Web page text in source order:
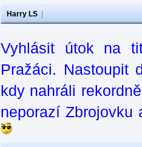
Harry LS
Vyhlásit útok na
Pražáci. Nastoupit
kdy nahráli
neporazí